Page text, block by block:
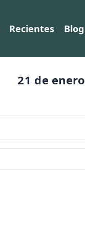
Recientes Blog
21 de enero